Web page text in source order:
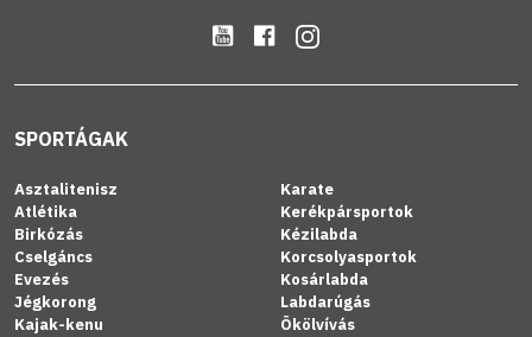
SPORTÁGAK
Asztalitenisz
Atlétika
Birkózás
Cselgáncs
Evezés
Jégkorong
Kajak-kenu
Karate
Kerékpársportok
Kézilabda
Korcsolyasportok
Kosárlabda
Labdarúgás
Ökölvívás